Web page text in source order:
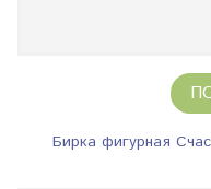
Бирка фигурная